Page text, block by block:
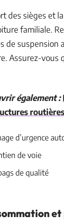
des sièges et
familiale.
de suspension
Assurez-vous
également :
d’urgence
de voie
de qualité